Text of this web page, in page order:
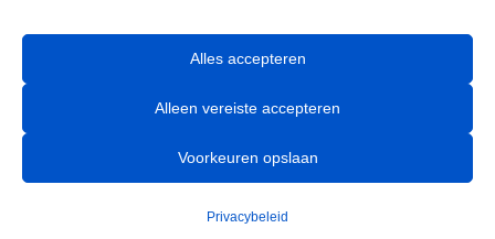

Comfortabel lokaal vervoer voor al je
korte ritten in Haarlem.​
Essentiële cookies en services bieden basisfunctionaliteit en zijn
cookies en services vereisen geen toestemming van de gebruiker
Details weergeven
Alles accepteren
Alleen vereiste accepteren
Voorkeuren opslaan
Privacybeleid